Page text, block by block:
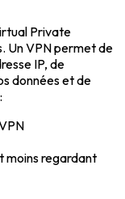
Private
Un VPN permet de
IP, de
données et de
moins regardant